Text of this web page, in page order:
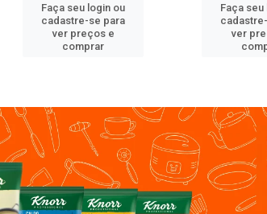
Faça seu login ou
cadastre-se para
ver preços e
comprar
Faça seu
ver